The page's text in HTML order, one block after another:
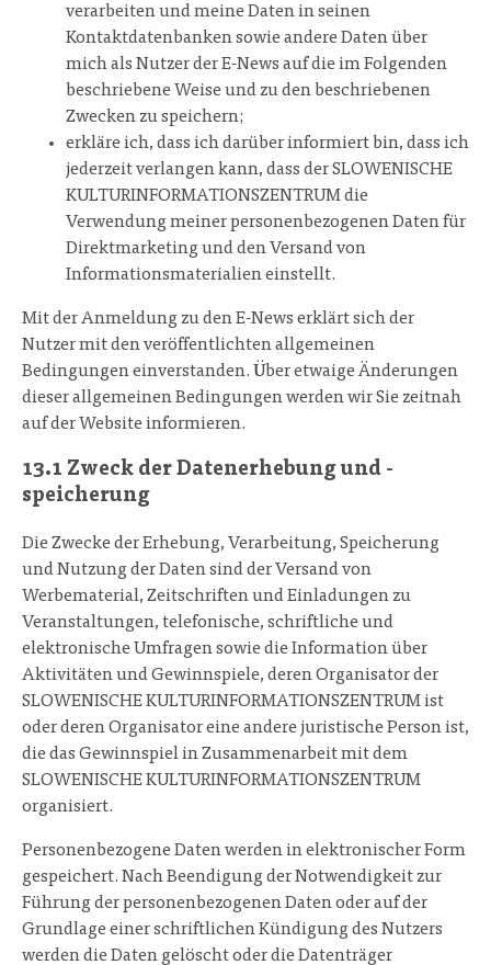
verarbeiten und meine Daten in seinen
Kontaktdatenbanken sowie andere Daten über
mich als Nutzer der E-News auf die im Folgenden
beschriebene Weise und zu den beschriebenen
Zwecken zu speichern;
erkläre ich, dass ich darüber informiert bin, dass ich
jederzeit verlangen kann, dass der SLOWENISCHE
KULTURINFORMATIONSZENTRUM die
Verwendung meiner personenbezogenen Daten für
Direktmarketing und den Versand von
Informationsmaterialien einstellt.
Mit der Anmeldung zu den E-News erklärt sich der
Nutzer mit den veröffentlichten allgemeinen
Bedingungen einverstanden. Über etwaige Änderungen
dieser allgemeinen Bedingungen werden wir Sie zeitnah
auf der Website informieren.
13.1 Zweck der Datenerhebung und -
speicherung
Die Zwecke der Erhebung, Verarbeitung, Speicherung
und Nutzung der Daten sind der Versand von
Werbematerial, Zeitschriften und Einladungen zu
Veranstaltungen, telefonische, schriftliche und
elektronische Umfragen sowie die Information über
Aktivitäten und Gewinnspiele, deren Organisator der
SLOWENISCHE KULTURINFORMATIONSZENTRUM ist
oder deren Organisator eine andere juristische Person ist,
die das Gewinnspiel in Zusammenarbeit mit dem
SLOWENISCHE KULTURINFORMATIONSZENTRUM
organisiert.
Personenbezogene Daten werden in elektronischer Form
gespeichert. Nach Beendigung der Notwendigkeit zur
Führung der personenbezogenen Daten oder auf der
Grundlage einer schriftlichen Kündigung des Nutzers
werden die Daten gelöscht oder die Datenträger